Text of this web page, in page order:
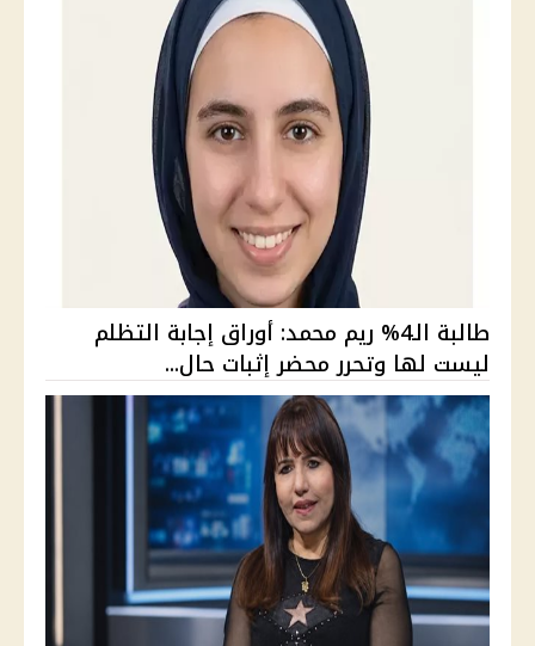
طالبة الـ4% ريم محمد: أوراق إجابة التظلم
ليست لها وتحرر محضر إثبات حال...